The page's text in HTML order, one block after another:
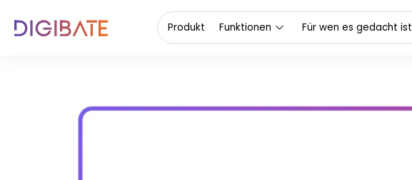
Produkt Funktionen Für wen es gedacht ist